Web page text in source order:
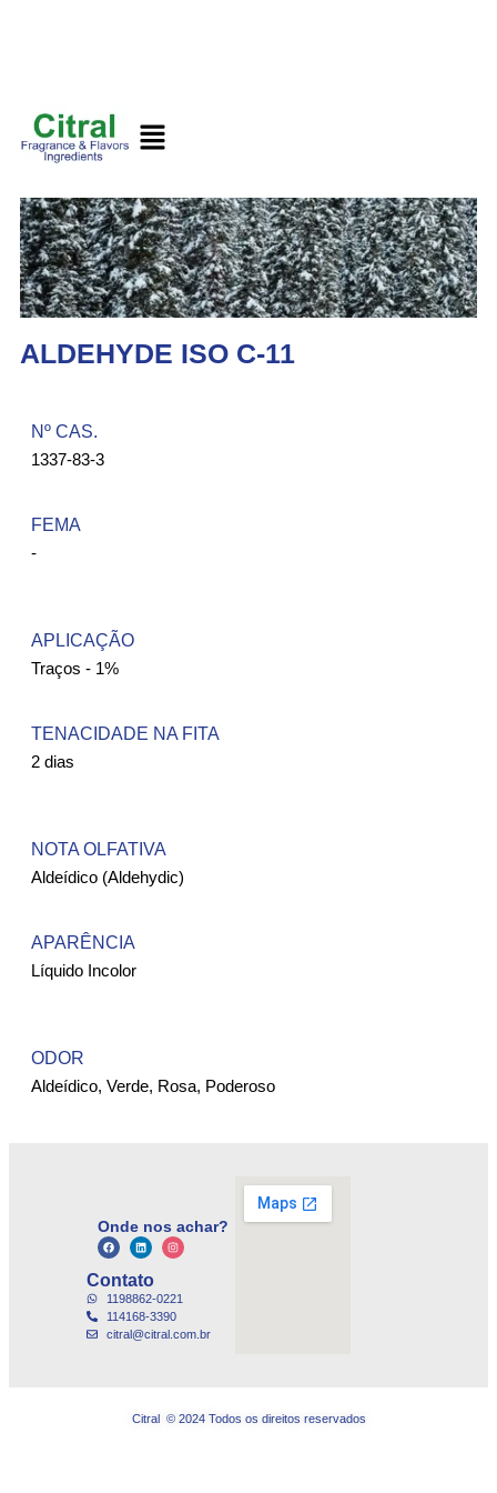
ALDEHYDE ISO C-11
Nº CAS.​
1337-83-3
FEMA ​
-
APLICAÇÃO
Traços - 1%
TENACIDADE NA FITA
2 dias
NOTA OLFATIVA
Aldeídico (Aldehydic)
APARÊNCIA
Líquido Incolor
ODOR
Aldeídico, Verde, Rosa, Poderoso
Onde nos achar?
Contato
1198862-0221
114168-3390
citral@citral.com.br
Citral © 2024 Todos os direitos reservados